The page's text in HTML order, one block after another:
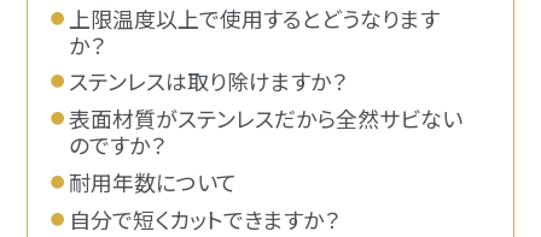
上限温度以上で使用するとどうなります
か？
ステンレスは取り除けますか？
表面材質がステンレスだから全然サビない
のですか？
耐用年数について
自分で短くカットできますか？